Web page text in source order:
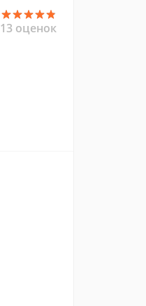
13 оценок